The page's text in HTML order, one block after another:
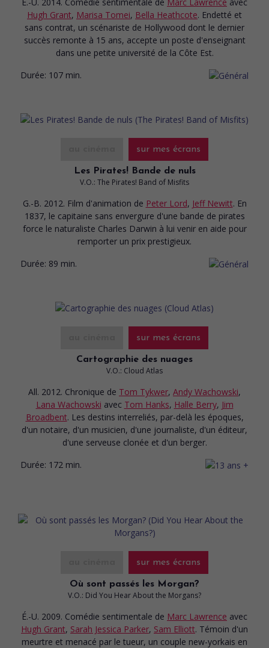
Hugh Grant, Marisa Tomei, Bella Heathcote. Endetté et
sans contrat, un scénariste de Hollywood dont le dernier
succès remonte à 15 ans, accepte un poste d'enseignant
dans une petite université de la Côte Est.
Durée: 107 min.
sur mes écrans
Les Pirates! Bande de nuls
V.O.: The Pirates! Band of Misfits
G.-B. 2012. Film d'animation de Peter Lord, Jeff Newitt. En
1837, le capitaine sans envergure d'une bande de pirates
force le naturaliste Charles Darwin à lui venir en aide pour
remporter un prix prestigieux.
Durée: 89 min.
sur mes écrans
Cartographie des nuages
V.O.: Cloud Atlas
All. 2012. Chronique de Tom Tykwer, Andy Wachowski,
Lana Wachowski avec Tom Hanks, Halle Berry, Jim
Broadbent. Les destins interreliés, par-delà les époques,
d'un notaire, d'un musicien, d'une journaliste, d'un éditeur,
d'une serveuse clonée et d'un berger.
Durée: 172 min.
sur mes écrans
Où sont passés les Morgan?
V.O.: Did You Hear About the Morgans?
É.-U. 2009. Comédie sentimentale de Marc Lawrence avec
Hugh Grant, Sarah Jessica Parker, Sam Elliott. Témoin d'un
meurtre et menacé par le tueur, un couple new-yorkais en